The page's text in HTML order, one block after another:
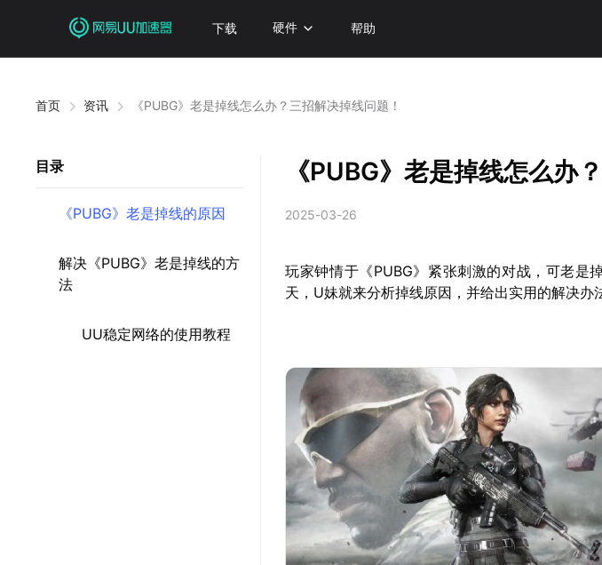
下载 硬件 帮助
首页 资讯 《PUBG》老是掉线怎么办？三招解决掉线问题！
目录
《PUBG》老是掉线的原因
解决《PUBG》老是掉线的方
法
UU稳定网络的使用教程
《PUBG》老是掉线怎么办
2025-03-26
玩家钟情于《PUBG》紧张刺激的对战，可老是
天，U妹就来分析掉线原因，并给出实用的解决办